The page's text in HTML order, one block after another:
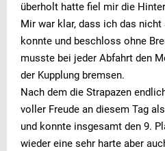
überholt hatte fiel mir die
Mir war klar, dass ich das
konnte und beschloss ohne
musste bei jeder Abfahrt den
der Kupplung bremsen.
Nach dem die Strapazen
voller Freude an diesem Tag
und konnte insgesamt den 9.
wieder eine sehr harte aber